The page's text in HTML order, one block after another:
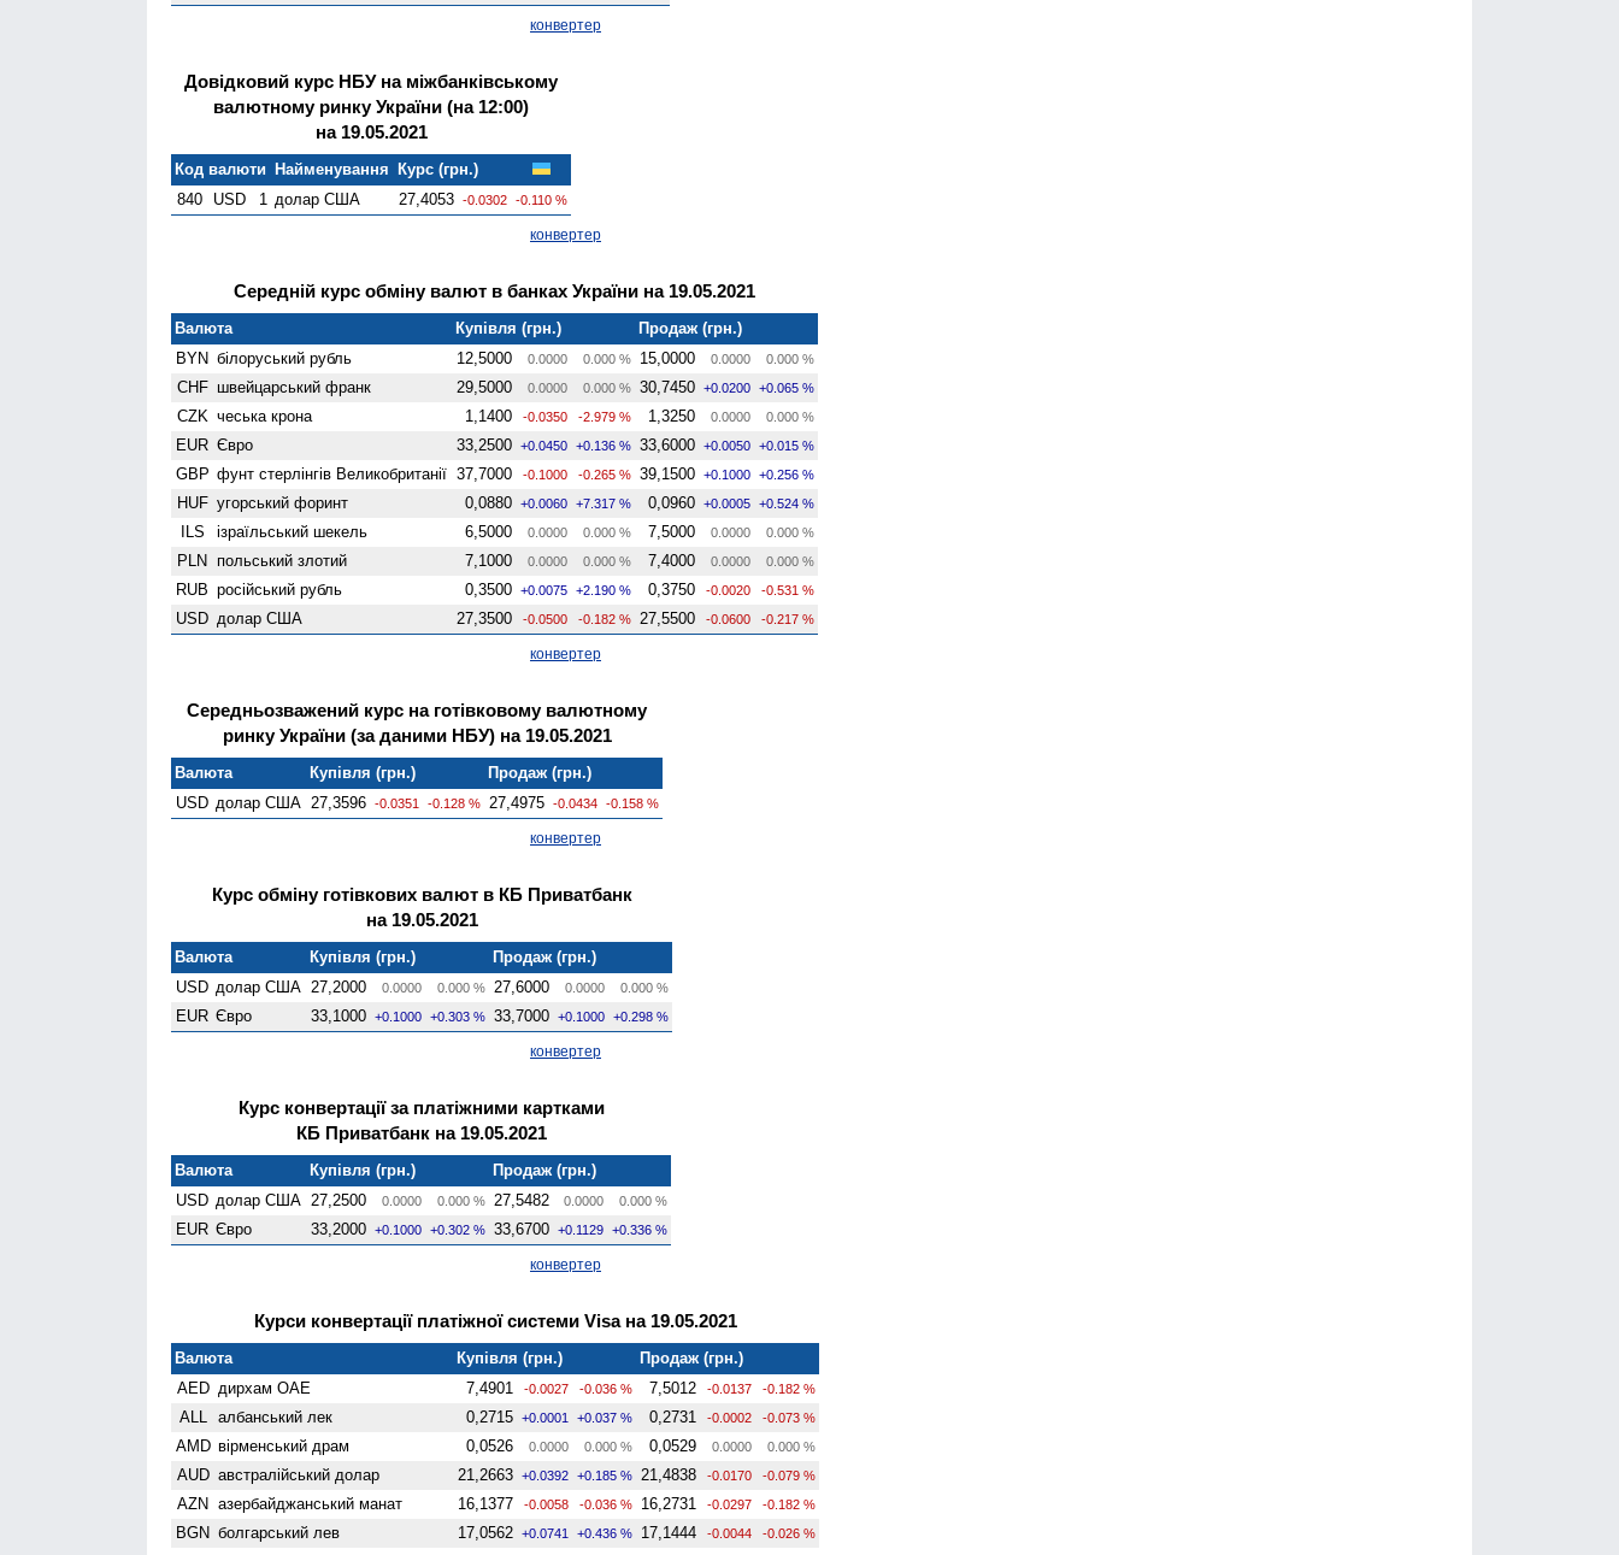
конвертер
Довідковий курс НБУ на міжбанківському
валютному ринку України (на 12:00)
на 19.05.2021
Код валюти Найменування Курс (грн.)
840
USD 1 долар США 27,4053 -0.0302 -0.110 %
конвертер
Середній курс обміну валют в банках України на 19.05.2021
Валюта Купівля (грн.)
Продаж (грн.)
BYN білоруський рубль 12,5000 0.0000 0.000 % 15,0000 0.0000 0.000 %
CHF швейцарський франк 29,5000 0.0000 0.000 % 30,7450 +0.0200 +0.065 %
CZK чеська крона 1,1400 -0.0350 -2.979 % 1,3250 0.0000 0.000 %
EUR Євро 33,2500 +0.0450 +0.136 % 33,6000 +0.0050 +0.015 %
GBP фунт стерлінгів Велико­британії 37,7000 -0.1000 -0.265 % 39,1500 +0.1000 +0.256 %
HUF угорський форинт 0,0880 +0.0060 +7.317 % 0,0960 +0.0005 +0.524 %
ILS ізраїльський шекель 6,5000 0.0000 0.000 % 7,5000 0.0000 0.000 %
PLN польський злотий 7,1000 0.0000 0.000 % 7,4000 0.0000 0.000 %
RUB російський рубль 0,3500 +0.0075 +2.190 % 0,3750 -0.0020 -0.531 %
USD долар США 27,3500 -0.0500 -0.182 % 27,5500 -0.0600 -0.217 %
конвертер
Середньозважений курс на готівковому валютному
ринку України (за даними НБУ) на 19.05.2021
Валюта Купівля (грн.)
Продаж (грн.)
USD долар США 27,3596 -0.0351 -0.128 % 27,4975 -0.0434 -0.158 %
конвертер
Курс обміну готівкових валют в КБ Приватбанк
на 19.05.2021
Валюта Купівля (грн.)
Продаж (грн.)
USD долар США 27,2000 0.0000 0.000 % 27,6000 0.0000 0.000 %
EUR Євро 33,1000 +0.1000 +0.303 % 33,7000 +0.1000 +0.298 %
конвертер
Курс конвертації за платіжними картками
КБ Приватбанк на 19.05.2021
Валюта Купівля (грн.)
Продаж (грн.)
USD долар США 27,2500 0.0000 0.000 % 27,5482 0.0000 0.000 %
EUR Євро 33,2000 +0.1000 +0.302 % 33,6700 +0.1129 +0.336 %
конвертер
Курси конвертації платіжної системи Visa на 19.05.2021
Валюта Купівля (грн.)
Продаж (грн.)
AED дирхам ОАЕ 7,4901 -0.0027 -0.036 % 7,5012 -0.0137 -0.182 %
ALL албанський лек 0,2715 +0.0001 +0.037 % 0,2731 -0.0002 -0.073 %
AMD вiрменський драм 0,0526 0.0000 0.000 % 0,0529 0.0000 0.000 %
AUD австралійський долар 21,2663 +0.0392 +0.185 % 21,4838 -0.0170 -0.079 %
AZN азербайджанський манат 16,1377 -0.0058 -0.036 % 16,2731 -0.0297 -0.182 %
BGN болгарський лев 17,0562 +0.0741 +0.436 % 17,1444 -0.0044 -0.026 %